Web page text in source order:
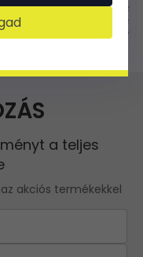
swobodzie łączenia ich z
torebki na szerokim pasku
, ale
modeli. Zapraszamy